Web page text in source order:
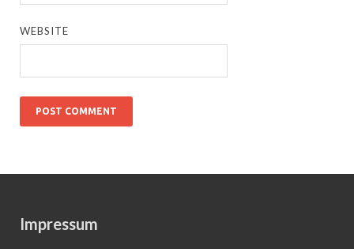
WEBSITE
Impressum